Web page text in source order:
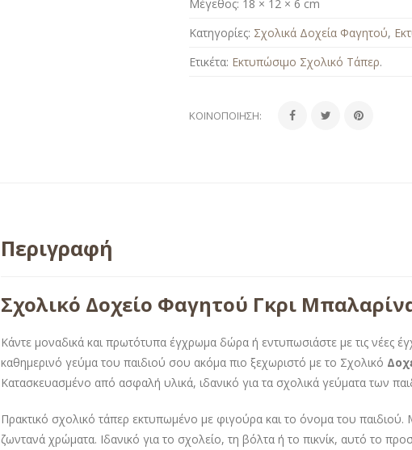
Μέγεθος: 18 × 12 × 6 cm
Κατηγορίες: Σχολικά Δοχεία Φαγητού,
Ετικέτα: Εκτυπώσιμο Σχολικό Τάπερ.
ΚΟΙΝΟΠΟΊΗΣΗ:
Περιγραφή
Σχολικό Δοχείο Φαγητού Γκρι
Κάντε μοναδικά και πρωτότυπα έγχρωμα δώρα ή εντυπωσιάστε με τις νέες
καθημερινό γεύμα του παιδιού σου ακόμα πιο ξεχωριστό με το Σχολικό
Κατασκευασμένο από ασφαλή υλικά, ιδανικό για τα σχολικά γεύματα των
Πρακτικό σχολικό τάπερ εκτυπωμένο με φιγούρα και το όνομα του
ζωντανά χρώματα. Ιδανικό για το σχολείο, τη βόλτα ή το πικνίκ, αυτό το